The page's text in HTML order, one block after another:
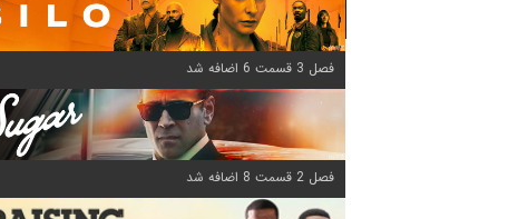
فصل 3 قسمت 6 اضافه شد
فصل 2 قسمت 8 اضافه شد